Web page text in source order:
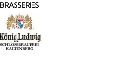
BRASSERIES